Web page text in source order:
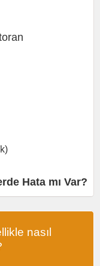
Hata mı Var?
nasıl